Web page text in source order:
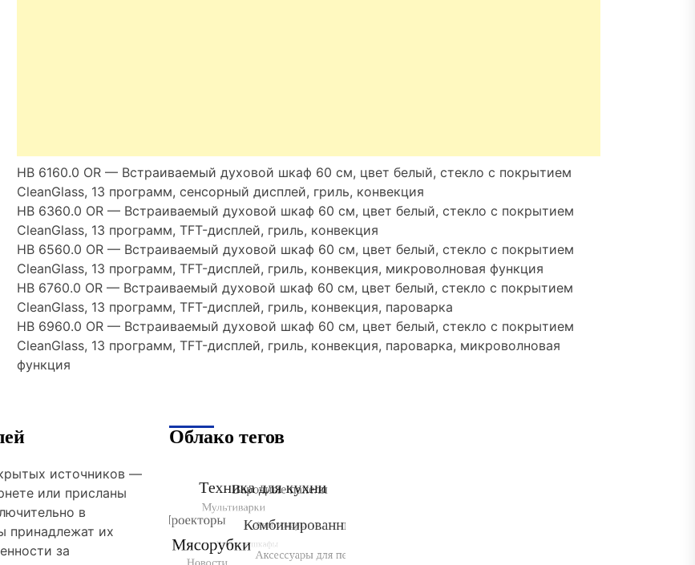
HB 6160.0 OR — Встраиваемый духовой шкаф 60 см, цвет белый, стекло с покрытием
CleanGlass, 13 программ, сенсорный дисплей, гриль, конвекция
HB 6360.0 OR — Встраиваемый духовой шкаф 60 см, цвет белый, стекло с покрытием
CleanGlass, 13 программ, TFT-дисплей, гриль, конвекция
HB 6560.0 OR — Встраиваемый духовой шкаф 60 см, цвет белый, стекло с покрытием
CleanGlass, 13 программ, TFT-дисплей, гриль, конвекция, микроволновая функция
HB 6760.0 OR — Встраиваемый духовой шкаф 60 см, цвет белый, стекло с покрытием
CleanGlass, 13 программ, TFT-дисплей, гриль, конвекция, пароварка
HB 6960.0 OR — Встраиваемый духовой шкаф 60 см, цвет белый, стекло с покрытием
CleanGlass, 13 программ, TFT-дисплей, гриль, конвекция, пароварка, микроволновая
функция
источников —
или присланы
в
принадлежат их
за
Облако тегов